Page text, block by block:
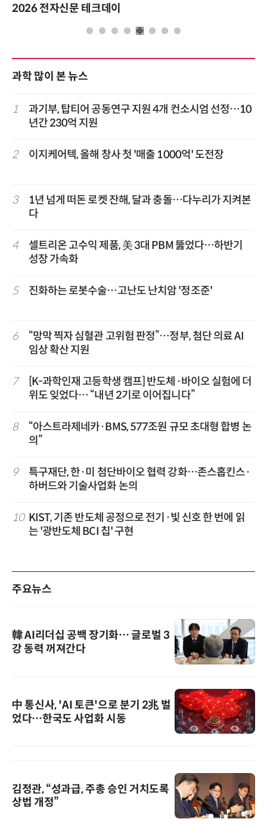
2026 전자신문 테크데이
과학 많이 본 뉴스
1
과기부, 탑티어 공동연구 지원 4개 컨소시엄 선정…10
년간 230억 지원
2 이지케어텍, 올해 창사 첫 '매출 1000억' 도전장
3
1년 넘게 떠돈 로켓 잔해, 달과 충돌…다누리가 지켜본
다
4
셀트리온 고수익 제품, 美 3대 PBM 뚫었다…하반기
성장 가속화
5 진화하는 로봇수술…고난도 난치암 '정조준'
6
“망막 찍자 심혈관 고위험 판정”…정부, 첨단 의료 AI
임상 확산 지원
7
[K-과학인재 고등학생 캠프] 반도체·바이오 실험에 더
위도 잊었다… “내년 2기로 이어집니다”
8
“아스트라제네카·BMS, 577조원 규모 초대형 합병 논
의”
9
특구재단, 한·미 첨단바이오 협력 강화…존스홉킨스·
하버드와 기술사업화 논의
10 KIST, 기존 반도체 공정으로 전기·빛 신호 한 번에 읽
는 '광반도체 BCI 칩' 구현
주요뉴스
韓 AI리더십 공백 장기화… 글로벌 3
강 동력 꺼져간다
中 통신사, 'AI 토큰'으로 분기 2兆 벌
었다…한국도 사업화 시동
김정관, “성과급, 주총 승인 거치도록
상법 개정”